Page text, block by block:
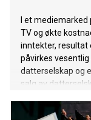
I et
TV og økte
inntekter, resultat
påvirkes
datterselskap og
salg av